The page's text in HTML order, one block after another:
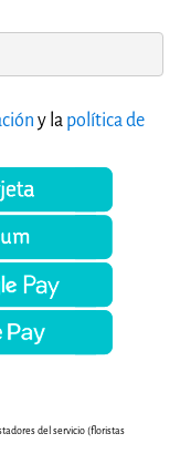
y la política de
del servicio (floristas